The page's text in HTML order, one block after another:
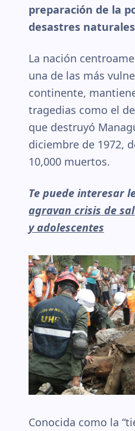
preparación de la
desastres
La nación
una de las más
continente,
tragedias como el
que destruyó
diciembre de 1972,
10,000 muertos.
Te puede interesar
agravan crisis de
y adolescentes
Conocida como la